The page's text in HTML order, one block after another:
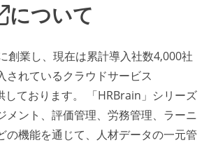
について
創業し、現在は累計導入社数4,000社
されているクラウドサービス
しております。 「HRBrain」シリーズ
メント、評価管理、労務管理、ラーニ
の機能を通じて、人材データの一元管